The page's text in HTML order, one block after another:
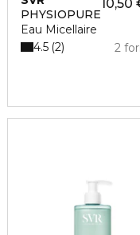
PHYSIOPURE
Eau Micellaire
10,50
2
4.5 2